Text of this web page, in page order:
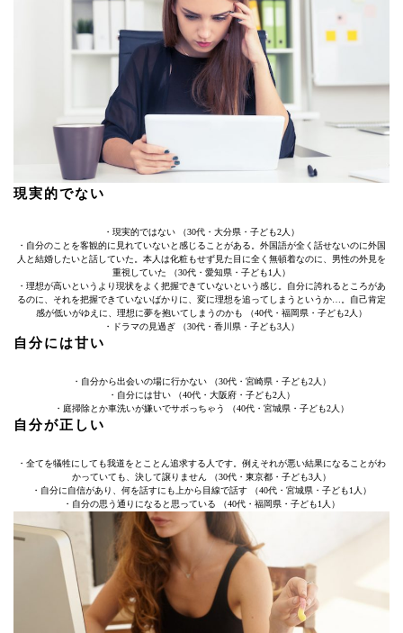
現実的でない
・現実的ではない （30代・大分県・子ども2人）
・自分のことを客観的に見れていないと感じることがある。外国語が全く話せないのに外国
人と結婚したいと話していた。本人は化粧もせず見た目に全く無頓着なのに、男性の外見を
重視していた （30代・愛知県・子ども1人）
・理想が高いというより現状をよく把握できていないという感じ。自分に誇れるところがあ
るのに、それを把握できていないばかりに、変に理想を追ってしまうというか…。自己肯定
感が低いがゆえに、理想に夢を抱いてしまうのかも （40代・福岡県・子ども2人）
・ドラマの見過ぎ （30代・香川県・子ども3人）
自分には甘い
・自分から出会いの場に行かない （30代・宮崎県・子ども2人）
・自分には甘い （40代・大阪府・子ども2人）
・庭掃除とか車洗いが嫌いでサボっちゃう （40代・宮城県・子ども2人）
自分が正しい
・全てを犠牲にしても我道をとことん追求する人です。例えそれが悪い結果になることがわ
かっていても、決して譲りません （30代・東京都・子ども3人）
・自分に自信があり、何を話すにも上から目線で話す （40代・宮城県・子ども1人）
・自分の思う通りになると思っている （40代・福岡県・子ども1人）